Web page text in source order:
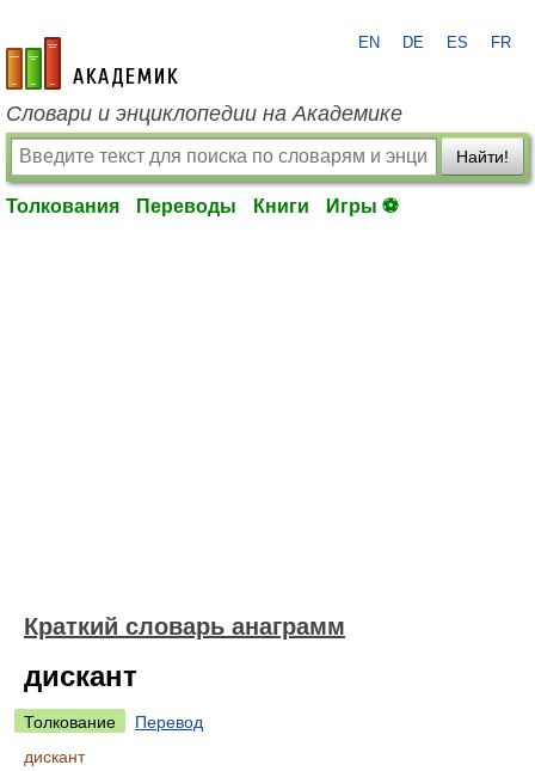
academic.ru
EN DE ES FR
Словари и энциклопедии на Академике
Найти!
Толкования Переводы Книги Игры ⚽
Краткий словарь анаграмм
дискант
Толкование
Перевод
дискант